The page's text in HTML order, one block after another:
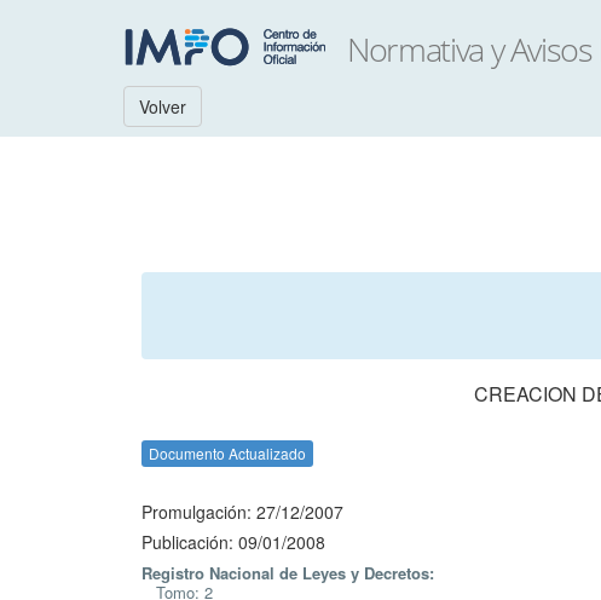
Volver
CREACION
Documento Actualizado
Promulgación: 27/12/2007
Publicación: 09/01/2008
Registro Nacional de Leyes y Decretos:
Tomo: 2